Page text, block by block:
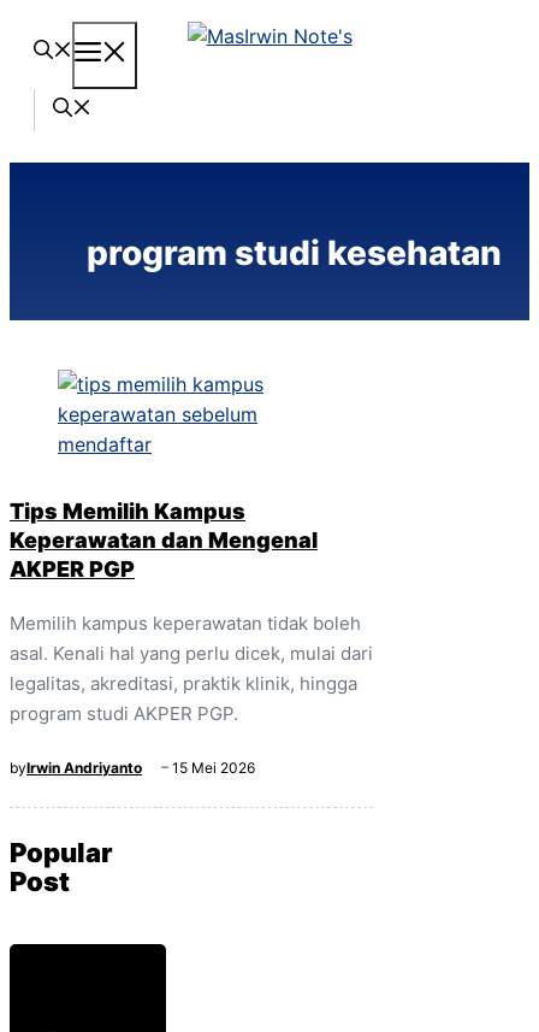
Langsung
program studi kesehatan
Tips Memilih Kampus
Keperawatan dan Mengenal
AKPER PGP
Memilih kampus keperawatan tidak boleh
asal. Kenali hal yang perlu dicek, mulai dari
legalitas, akreditasi, praktik klinik, hingga
program studi AKPER PGP.
byIrwin Andriyanto 15 Mei 2026
Popular
Post